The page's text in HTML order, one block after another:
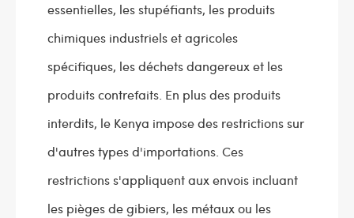
essentielles, les stupéfiants, les produits
chimiques industriels et agricoles
spécifiques, les déchets dangereux et les
produits contrefaits. En plus des produits
interdits, le Kenya impose des restrictions sur
d'autres types d'importations. Ces
restrictions s'appliquent aux envois incluant
les pièges de gibiers, les métaux ou les